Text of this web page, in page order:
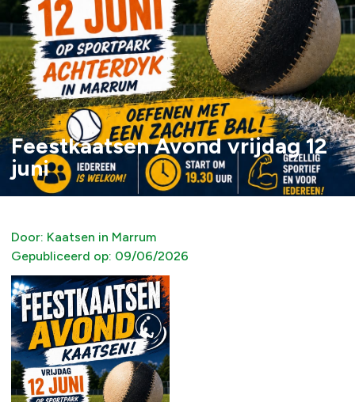
Feestkaatsen Avond vrijdag 12
juni
Door: Kaatsen in Marrum
Gepubliceerd op: 09/06/2026